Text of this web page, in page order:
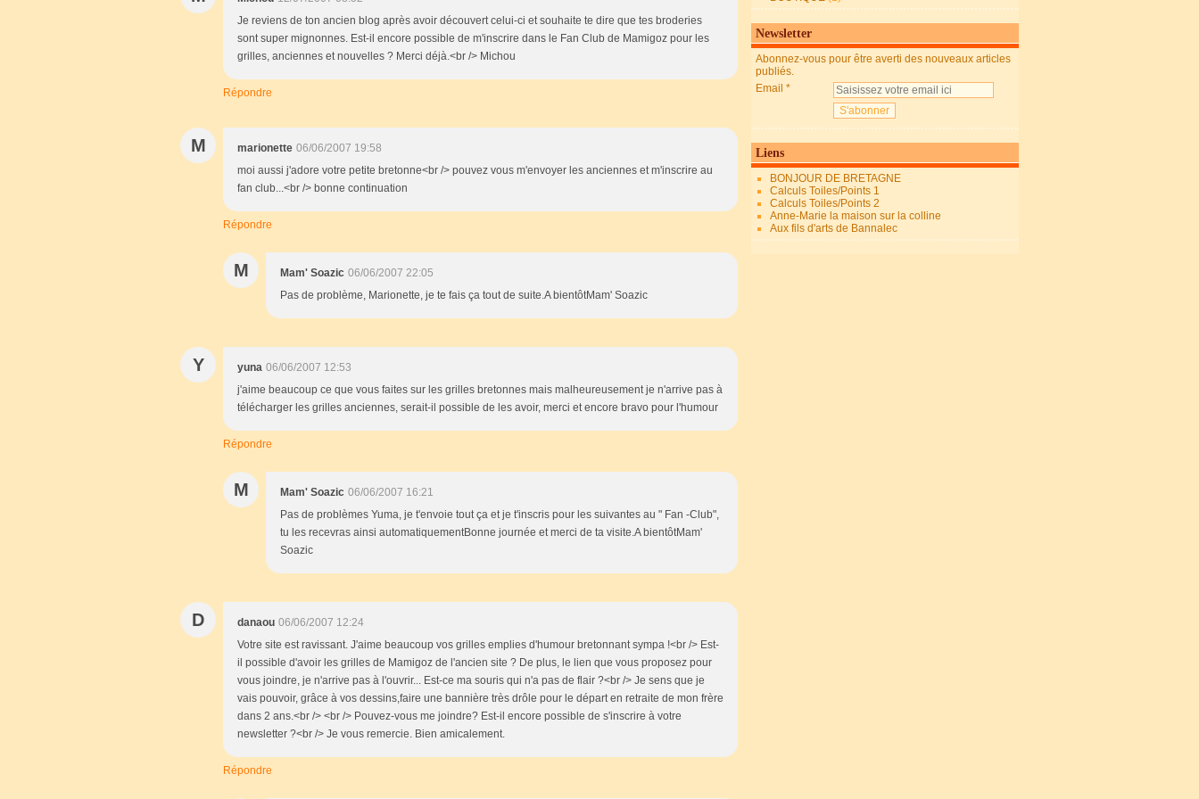
Je reviens de ton ancien blog après avoir découvert celui-ci et souhaite te dire que tes broderies
sont super mignonnes. Est-il encore possible de m'inscrire dans le Fan Club de Mamigoz pour les
grilles, anciennes et nouvelles ? Merci déjà.<br /> Michou
Répondre
M marionette 06/06/2007 19:58
moi aussi j'adore votre petite bretonne<br /> pouvez vous m'envoyer les anciennes et m'inscrire au
fan club...<br /> bonne continuation
Répondre
M Mam' Soazic 06/06/2007 22:05
Pas de problème, Marionette, je te fais ça tout de suite.A bientôtMam' Soazic
Y yuna 06/06/2007 12:53
j'aime beaucoup ce que vous faites sur les grilles bretonnes mais malheureusement je n'arrive pas à
télécharger les grilles anciennes, serait-il possible de les avoir, merci et encore bravo pour l'humour
Répondre
M Mam' Soazic 06/06/2007 16:21
Pas de problèmes Yuma, je t'envoie tout ça et je t'inscris pour les suivantes au " Fan -Club",
tu les recevras ainsi automatiquementBonne journée et merci de ta visite.A bientôtMam'
Soazic
D danaou 06/06/2007 12:24
Votre site est ravissant. J'aime beaucoup vos grilles emplies d'humour bretonnant sympa !<br /> Est-
il possible d'avoir les grilles de Mamigoz de l'ancien site ? De plus, le lien que vous proposez pour
vous joindre, je n'arrive pas à l'ouvrir... Est-ce ma souris qui n'a pas de flair ?<br /> Je sens que je
vais pouvoir, grâce à vos dessins,faire une bannière très drôle pour le départ en retraite de mon frère
dans 2 ans.<br /> <br /> Pouvez-vous me joindre? Est-il encore possible de s'inscrire à votre
newsletter ?<br /> Je vous remercie. Bien amicalement.
Répondre
Newsletter
Abonnez-vous pour être averti des nouveaux articles
publiés.
Email
Liens
BONJOUR DE BRETAGNE
Calculs Toiles/Points 1
Calculs Toiles/Points 2
Anne-Marie la maison sur la colline
Aux fils d'arts de Bannalec